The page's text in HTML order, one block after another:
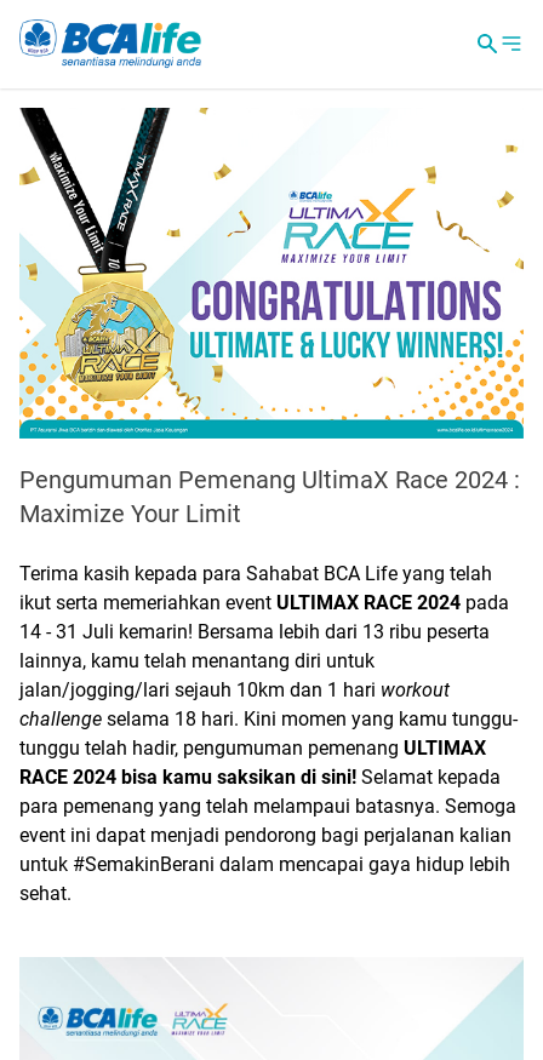
Pengumuman Pemenang UltimaX Race 2024 :
Maximize Your Limit
Terima kasih kepada para Sahabat BCA Life yang telah
ikut serta memeriahkan event ULTIMAX RACE 2024 pada
14 - 31 Juli kemarin! Bersama lebih dari 13 ribu peserta
lainnya, kamu telah menantang diri untuk
jalan/jogging/lari sejauh 10km dan 1 hari workout
challenge selama 18 hari. Kini momen yang kamu tunggu-
tunggu telah hadir, pengumuman pemenang ULTIMAX
RACE 2024 bisa kamu saksikan di sini! Selamat kepada
para pemenang yang telah melampaui batasnya. Semoga
event ini dapat menjadi pendorong bagi perjalanan kalian
untuk #SemakinBerani dalam mencapai gaya hidup lebih
sehat.